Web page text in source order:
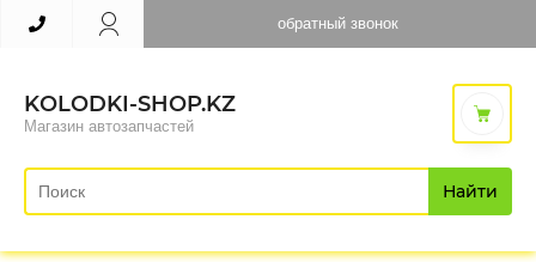
обратный звонок
KOLODKI-SHOP.KZ
Магазин автозапчастей
Найти